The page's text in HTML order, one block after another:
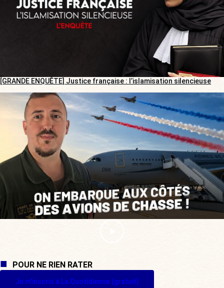
[GRANDE ENQUÊTE] Justice française : l’islamisation silencieuse
POUR NE RIEN RATER
Je m'inscris à La Quotidienne (gratuit)